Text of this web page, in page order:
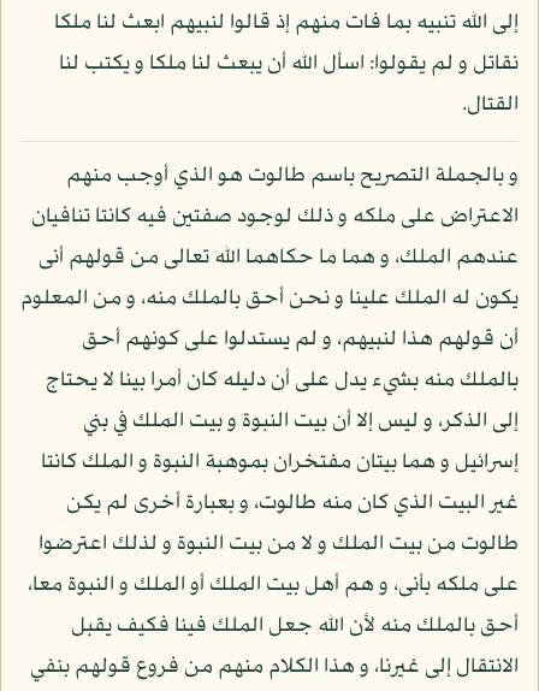
إلى الله تنبيه بما فات منهم إذ قالوا لنبيهم ابعث لنا ملكا
نقاتل و لم يقولوا: اسأل الله أن يبعث لنا ملكا و يكتب لنا
القتال.
و بالجملة التصريح باسم طالوت هو الذي أوجب منهم
الاعتراض على ملكه و ذلك لوجود صفتين فيه كانتا تنافيان
عندهم الملك، و هما ما حكاهما الله تعالى من قولهم أنى
يكون له الملك علينا و نحن أحق بالملك منه، و من المعلوم
أن قولهم هذا لنبيهم، و لم يستدلوا على كونهم أحق
بالملك منه بشيء يدل على أن دليله كان أمرا بينا لا يحتاج
إلى الذكر، و ليس إلا أن بيت النبوة و بيت الملك في بني
إسرائيل و هما بيتان مفتخران بموهبة النبوة و الملك كانتا
غير البيت الذي كان منه طالوت، و بعبارة أخرى لم يكن
طالوت من بيت الملك و لا من بيت النبوة و لذلك اعترضوا
على ملكه بأنى، و هم أهل بيت الملك أو الملك و النبوة معا،
أحق بالملك منه لأن الله جعل الملك فينا فكيف يقبل
الانتقال إلى غيرنا، و هذا الكلام منهم من فروع قولهم بنفي